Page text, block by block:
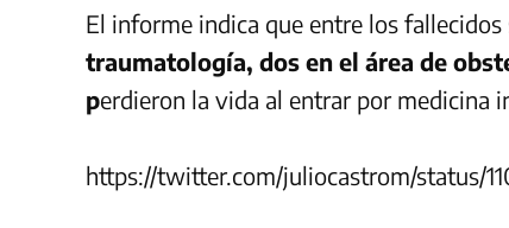
El informe indica que entre los fallecidos
traumatología, dos en el área de
perdieron la vida al entrar por medicina
https://twitter.com/juliocastrom/status/